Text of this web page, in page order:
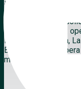
se Slovenským
skutečně evropskou
podařilo sestavit
závidět kterákoli z
Metropolitní opera, La
Bavorská státní opera
margo obsadenia